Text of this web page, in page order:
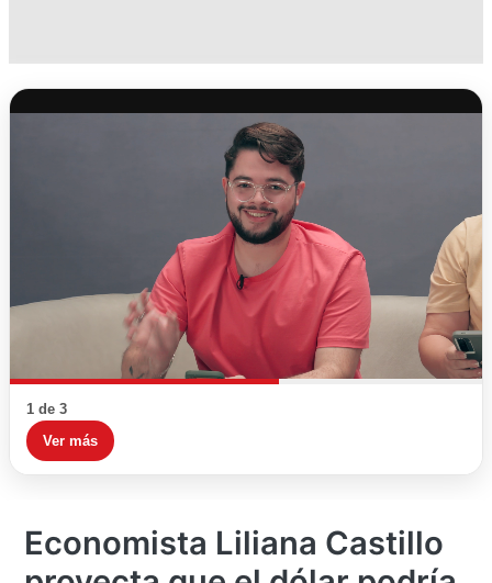
1 de 3
Ver más
Economista Liliana Castillo